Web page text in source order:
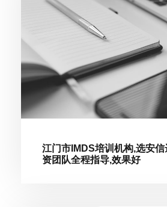
江门市IMDS培训机构,选安
资团队全程指导,效果好